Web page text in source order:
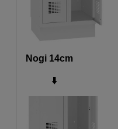
Nogi 14cm
⬇️